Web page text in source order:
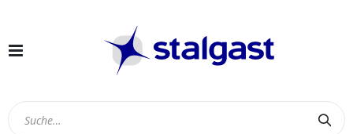
Navigation